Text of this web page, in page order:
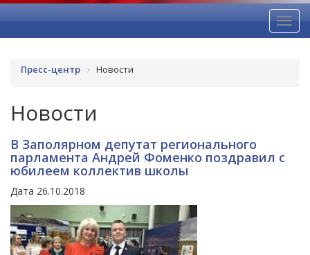
Пресс-центр Новости
Новости
В Заполярном депутат регионального
парламента Андрей Фоменко поздравил с
юбилеем коллектив школы
Дата 26.10.2018